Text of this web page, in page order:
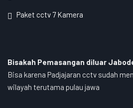
Paket cctv 7 Kamera
Bisakah Pemasangan diluar
Bisa karena Padjajaran cctv sudah
wilayah terutama pulau jawa